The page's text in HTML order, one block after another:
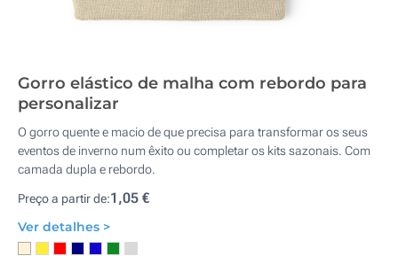
Gorro elástico de malha com rebordo para
personalizar
O gorro quente e macio de que precisa para transformar os seus
eventos de inverno num êxito ou completar os kits sazonais. Com
camada dupla e rebordo.
Preço a partir de:1,05 €
Ver detalhes >